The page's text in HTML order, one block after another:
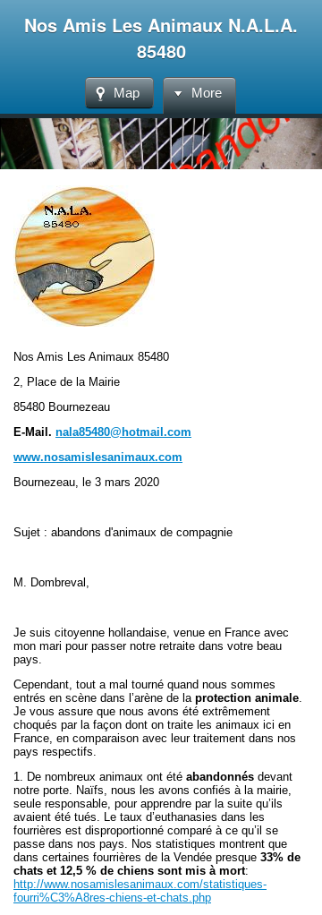
Nos Amis Les Animaux N.A.L.A.
85480
Map More
Nos Amis Les Animaux 85480
2, Place de la Mairie
85480 Bournezeau
E-Mail . nala85480@hotmail.com
www.nosamislesanimaux.com
Bournezeau, le 3 mars 2020
Sujet : abandons d'animaux de compagnie
M. Dombreval,
Je suis citoyenne hollandaise, venue en France avec
mon mari pour passer notre retraite dans votre beau
pays.
Cependant, tout a mal tourné quand nous sommes
entrés en scène dans l’arène de la protection animale.
Je vous assure que nous avons été extrêmement
choqués par la façon dont on traite les animaux ici en
France, en comparaison avec leur traitement dans nos
pays respectifs.
1. De nombreux animaux ont été abandonnés devant
notre porte. Naïfs, nous les avons confiés à la mairie,
seule responsable, pour apprendre par la suite qu’ils
avaient été tués. Le taux d’euthanasies dans les
fourrières est disproportionné comparé à ce qu’il se
passe dans nos pays. Nos statistiques montrent que
dans certaines fourrières de la Vendée presque 33% de
chats et 12,5 % de chiens sont mis à mort:
http://www.nosamislesanimaux.com/statistiques-
fourri%C3%A8res-chiens-et-chats.php